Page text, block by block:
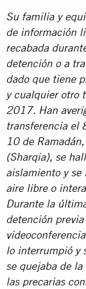
Su familia y
de información
recabada
detención o a
dado que tiene
y cualquier otro
2017. Han
transferencia el
10 de
(Sharqia), se
aislamiento y
aire libre o
Durante la
detención
lo interrumpió y
se quejaba de
las precarias